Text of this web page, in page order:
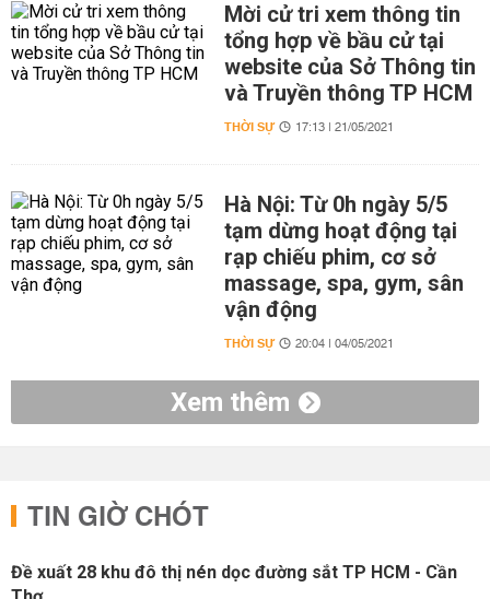
Mời cử tri xem thông tin
tổng hợp về bầu cử tại
website của Sở Thông tin
và Truyền thông TP HCM
THỜI SỰ 17:13 | 21/05/2021
Hà Nội: Từ 0h ngày 5/5
tạm dừng hoạt động tại
rạp chiếu phim, cơ sở
massage, spa, gym, sân
vận động
THỜI SỰ 20:04 | 04/05/2021
Xem thêm
TIN GIỜ CHÓT
Đề xuất 28 khu đô thị nén dọc đường sắt TP HCM - Cần